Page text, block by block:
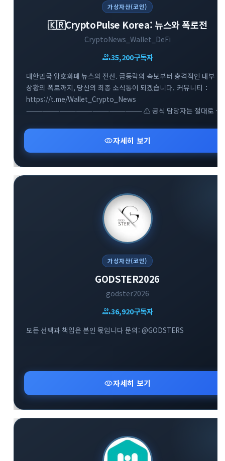
가상자산(코인)
🇰🇷CryptoPulse Korea: 뉴스와 폭로전
CryptoNews_Wallet_DeFi
group35,200구독자
대한민국 암호화폐 뉴스의 전선. 급등락의 속보부터 충격적인 내부
상황의 폭로까지, 당신의 최종 소식통이 되겠습니다. 커뮤니티：
https://t.me/Wallet_Crypto_News
————————————————————— ⚠️ 공식 담당자는 절대로 먼저
News
visibility자세히 보기
가상자산(코인)
GODSTER2026
godster2026
group36,920구독자
모든 선택과 책임은 본인 몫입니다 문의: @GODSTERS
visibility자세히 보기